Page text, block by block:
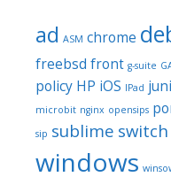
ad ASM chrome
freebsd front g-suite
policy HP iOS IPad
microbit nginx opensips
sip sublime switch
windows